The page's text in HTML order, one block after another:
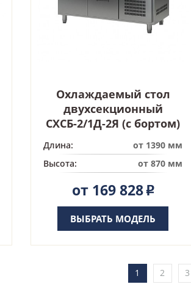
Охлаждаемый стол
двухсекционный
СХСБ-2/1Д-2Я (с бортом)
Длина:
от 1390 мм
Высота:
от 870 мм
от 169 828Р
ВЫБРАТЬ МОДЕЛЬ
1 2 3